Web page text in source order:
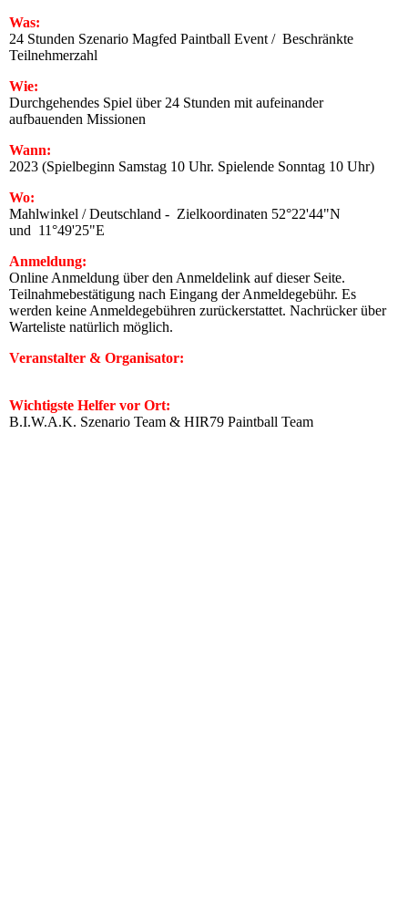
Was:
24 Stunden Szenario Magfed Paintball Event / Beschränkte
Teilnehmerzahl
Wie:
Durchgehendes Spiel über 24 Stunden mit aufeinander
aufbauenden Missionen
Wann:
2023 (Spielbeginn Samstag 10 Uhr. Spielende Sonntag 10 Uhr)
Wo:
Mahlwinkel / Deutschland - Zielkoordinaten 52°22'44"N
und 11°49'25"E
Anmeldung:
Online Anmeldung über den Anmeldelink auf dieser Seite.
Teilnahmebestätigung nach Eingang der Anmeldegebühr. Es
werden keine Anmeldegebühren zurückerstattet. Nachrücker über
Warteliste natürlich möglich.
Veranstalter & Organisator:
Wichtigste Helfer vor Ort:
B.I.W.A.K. Szenario Team & HIR79 Paintball Team